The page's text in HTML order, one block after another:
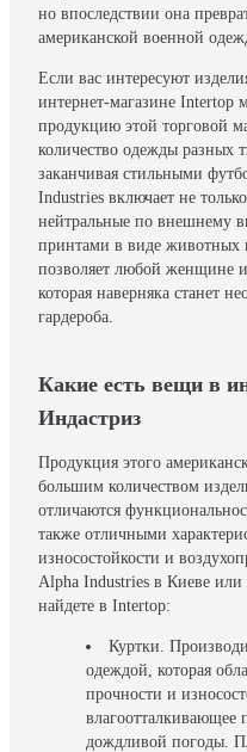
но впоследствии она
американской военной
Если вас интересуют
интернет-магазине Intertop
продукцию этой торговой
количество одежды разных
заканчивая стильными
Industries включает не
нейтральные по внешнему
принтами в виде животных
позволяет любой женщине
которая наверняка станет
гардероба.
Какие есть вещи в
Индастриз
Продукция этого
большим количеством
отличаются
также отличными
износостойкости и
Alpha Industries в Киеве
найдете в Intertop:
Куртки.
одеждой, которая
прочности и
влагоотталкивающее
дождливой погоды.